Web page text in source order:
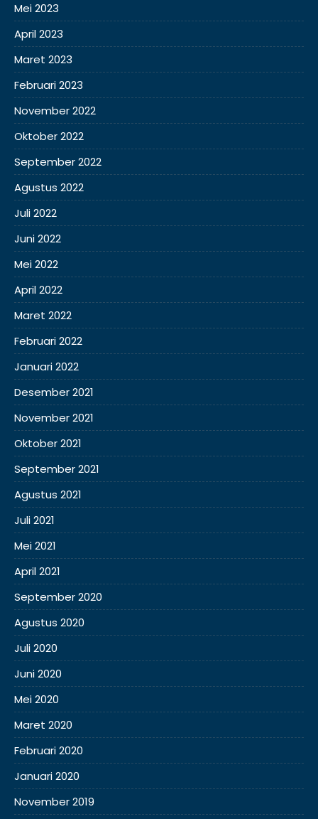
Mei 2023
April 2023
Maret 2023
Februari 2023
November 2022
Oktober 2022
September 2022
Agustus 2022
Juli 2022
Juni 2022
Mei 2022
April 2022
Maret 2022
Februari 2022
Januari 2022
Desember 2021
November 2021
Oktober 2021
September 2021
Agustus 2021
Juli 2021
Mei 2021
April 2021
September 2020
Agustus 2020
Juli 2020
Juni 2020
Mei 2020
Maret 2020
Februari 2020
Januari 2020
November 2019